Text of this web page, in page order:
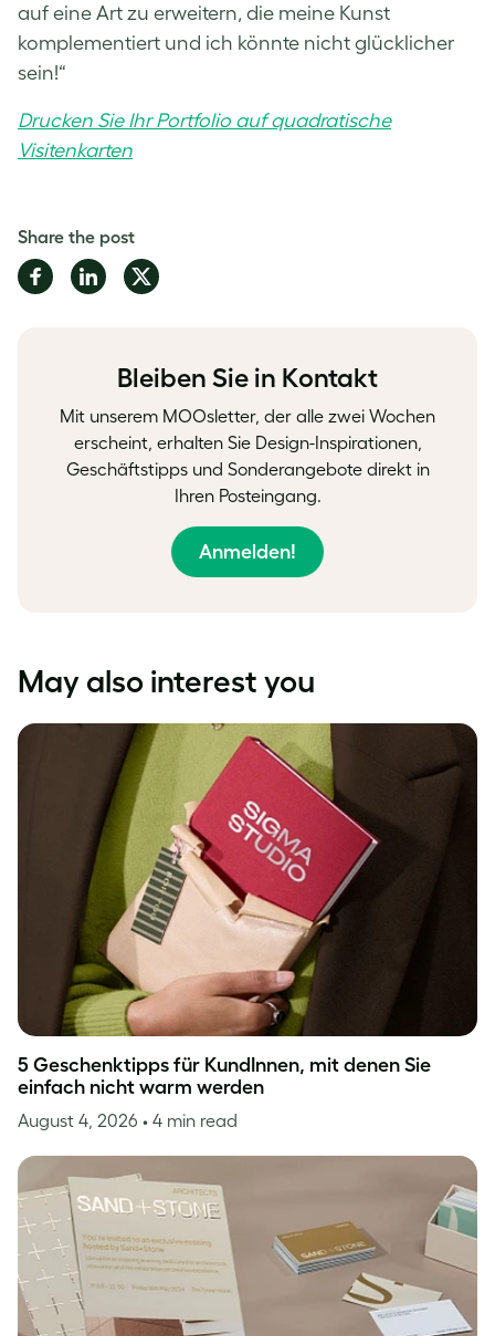
auf eine Art zu erweitern, die meine Kunst
komplementiert und ich könnte nicht glücklicher
sein!“
Drucken Sie Ihr Portfolio auf quadratische
Visitenkarten
Share the post
Share
on
Share
on
Share
on
Bleiben Sie in Kontakt
Mit unserem MOOsletter, der alle zwei Wochen
erscheint, erhalten Sie Design-Inspirationen,
Geschäftstipps und Sonderangebote direkt in
Ihren Posteingang.
Anmelden!
May also interest you
5 Geschenktipps für KundInnen, mit denen Sie
einfach nicht warm werden
August 4, 2026 • 4 min read